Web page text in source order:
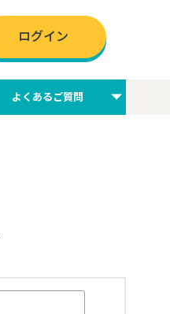
ログイン
よくあるご質問